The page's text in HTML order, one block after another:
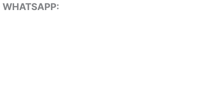
WHATSAPP: